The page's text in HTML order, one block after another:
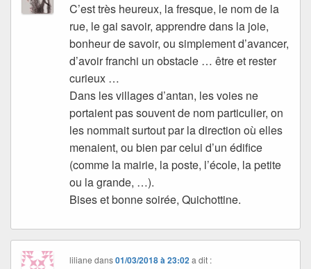
C’est très heureux, la fresque, le nom de la
rue, le gai savoir, apprendre dans la joie,
bonheur de savoir, ou simplement d’avancer,
d’avoir franchi un obstacle … être et rester
curieux …
Dans les villages d’antan, les voies ne
portaient pas souvent de nom particulier, on
les nommait surtout par la direction où elles
menaient, ou bien par celui d’un édifice
(comme la mairie, la poste, l’école, la petite
ou la grande, …).
Bises et bonne soirée, Quichottine.
liliane dans01/03/2018 à 23:02 a dit :